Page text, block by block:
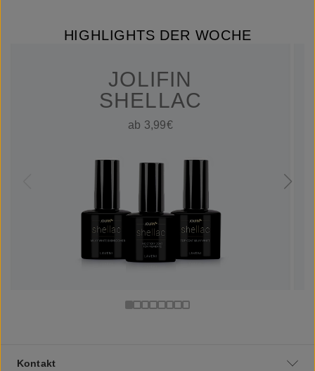
HIGHLIGHTS DER WOCHE
JOLIFIN
SHELLAC
ab 3,99€
Kontakt